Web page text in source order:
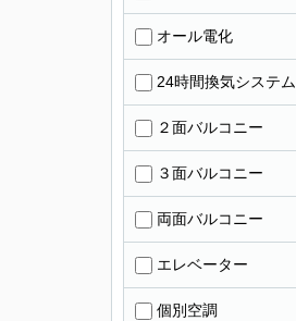
オール電化
24時間換気システム
２面バルコニー
３面バルコニー
両面バルコニー
エレベーター
個別空調